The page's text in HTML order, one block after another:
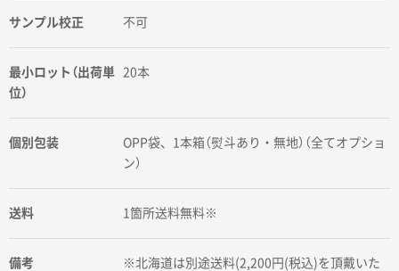
サンプル校正 不可
最小ロット（出荷単
位）
20本
個別包装
OPP袋、1本箱（熨斗あり・無地）（全てオプショ
ン）
送料 1箇所送料無料※
備考
※北海道は別途送料(2,200円(税込)を頂戴いた